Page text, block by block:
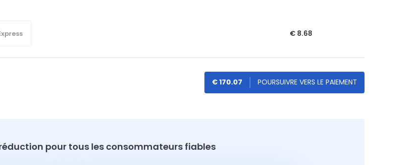
€ 8.68
€ 170.07
pour tous les consommateurs fiables